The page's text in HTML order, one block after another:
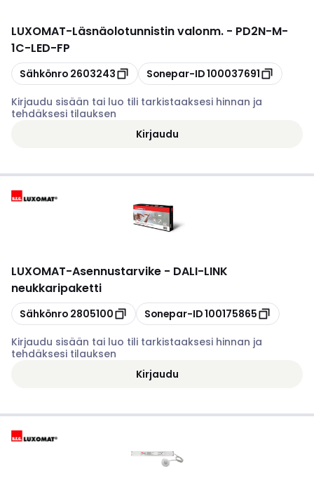
LUXOMAT-Läsnäolotunnistin valonm. - PD2N-M-
1C-LED-FP
Kopioi
Sähkönro 2603243 Kopioi
Sonepar-ID100037691
Kirjaudu sisään tai luo tili tarkistaaksesi hinnan ja
tehdäksesi tilauksen
Kirjaudu
LUXOMAT-Asennustarvike - DALI-LINK
neukkaripaketti
Kopioi
Sähkönro 2805100 Kopioi
Sonepar-ID100175865
Kirjaudu sisään tai luo tili tarkistaaksesi hinnan ja
tehdäksesi tilauksen
Kirjaudu